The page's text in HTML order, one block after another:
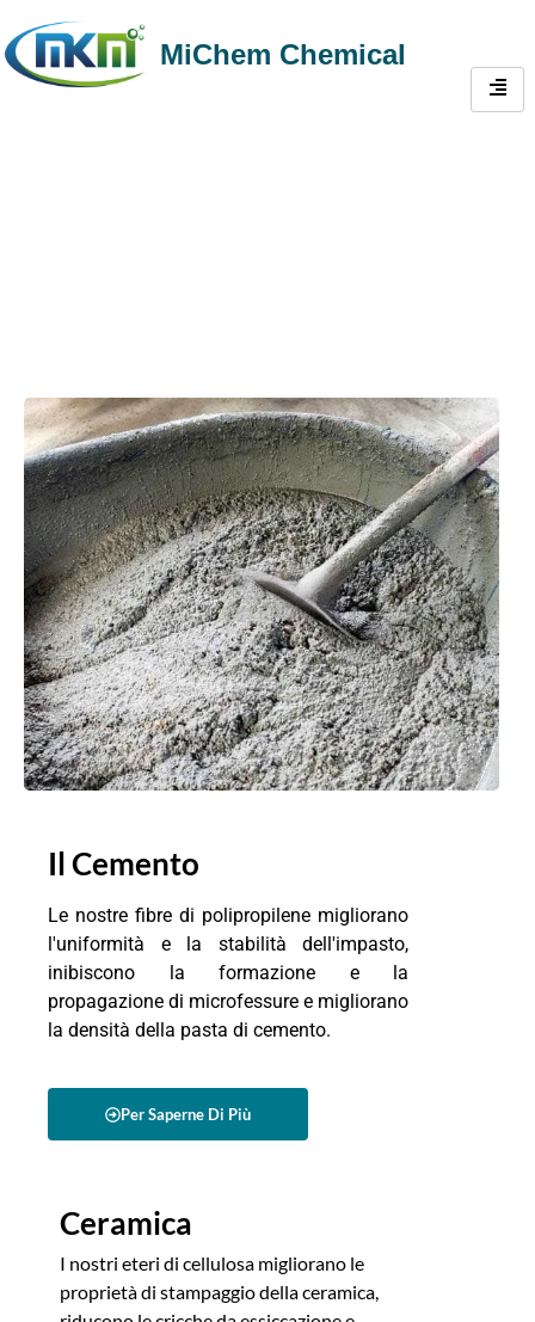
MiChem Chemical
Ceramica
I nostri eteri di cellulosa migliorano le
proprietà di stampaggio della ceramica,
Il Cemento
Le nostre fibre di polipropilene migliorano
l'uniformità e la stabilità dell'impasto,
inibiscono la formazione e la
propagazione di microfessure e migliorano
la densità della pasta di cemento.
Per Saperne Di Più